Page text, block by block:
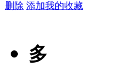
删除 添加我的收藏
多